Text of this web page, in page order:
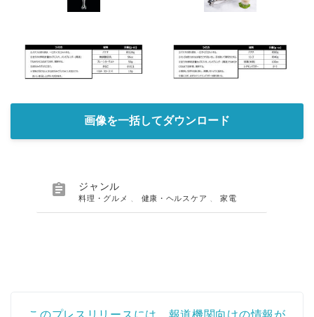
画像を一括してダウンロード
 ジャンル
料理・グルメ 健康・ヘルスケア 、家電
このプレスリリースには、報道機関向けの情報が